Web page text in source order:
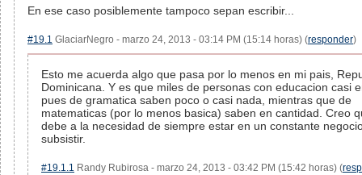
En ese caso posiblemente tampoco sepan escribir...
#19.1 GlaciarNegro - marzo 24, 2013 - 03:14 PM (15:14 horas) (responder)
Esto me acuerda algo que pasa por lo menos en mi pais,
Dominicana. Y es que miles de personas con educacion casi
pues de gramatica saben poco o casi nada, mientras que de
matematicas (por lo menos basica) saben en cantidad. Creo
debe a la necesidad de siempre estar en un constante
subsistir.
#19.1.1 Randy Rubirosa - marzo 24, 2013 - 03:42 PM (15:42 horas) (